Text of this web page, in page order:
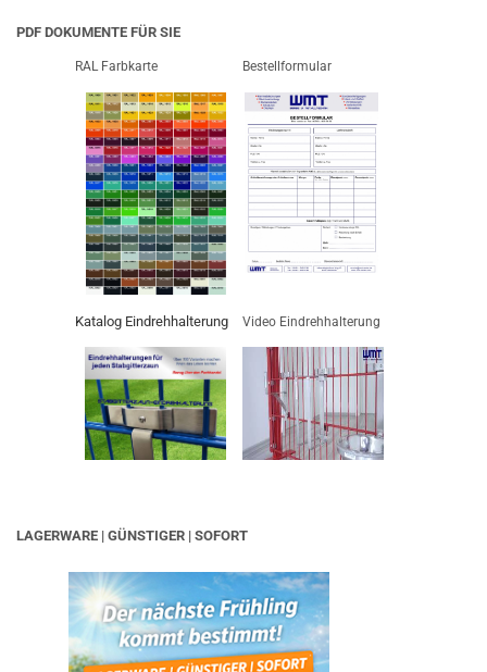
PDF DOKUMENTE FÜR SIE
RAL Farbkarte Bestellformular
Katalog Eindrehhalterung Video Eindrehhalterung
LAGERWARE | GÜNSTIGER | SOFORT